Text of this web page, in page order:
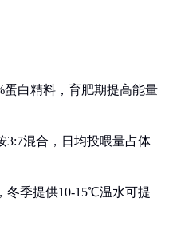
蛋白精料，育肥期提高能量
3:7混合，日均投喂量占体
冬季提供10-15℃温水可提